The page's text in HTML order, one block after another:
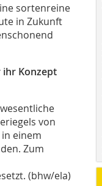
sortenreine
in Zukunft
Konzept
von
einem
Zum
(bhw/ela)